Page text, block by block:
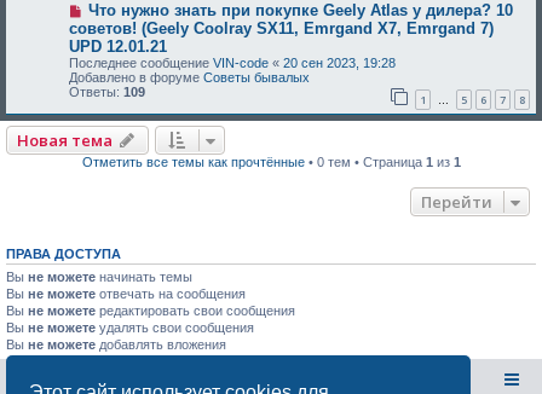
Что нужно знать при покупке Geely Atlas у дилера? 10
советов! (Geely Coolray SX11, Emrgand X7, Emrgand 7)
UPD 12.01.21
Последнее сообщение VIN-code « 20 сен 2023, 19:28
Добавлено в форуме Советы бывалых
Ответы: 109 1 … 5 6 7 8
Новая тема
Отметить все темы как прочтённые• 0 тем • Страница 1 из 1
Перейти
ПРАВА ДОСТУПА
Вы не можете начинать темы
Вы не можете отвечать на сообщения
Вы не можете редактировать свои сообщения
Вы не можете удалять свои сообщения
Вы не можете добавлять вложения
GEELY Club Belarus